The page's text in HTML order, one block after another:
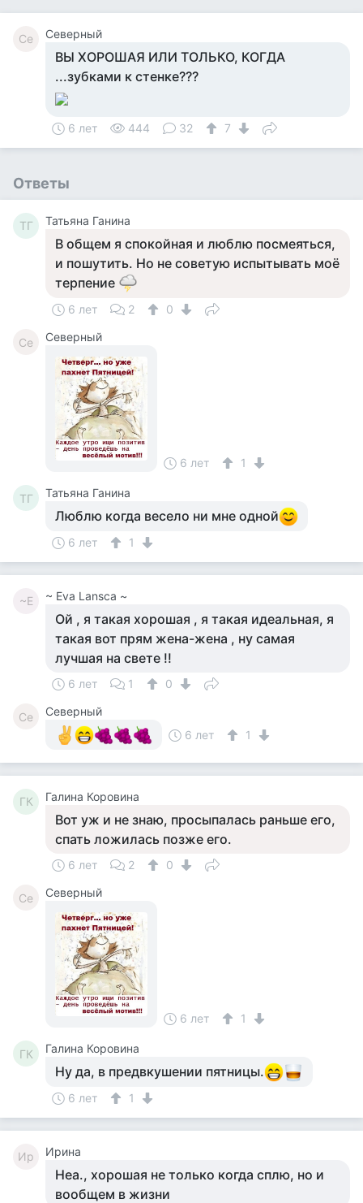
Се Северный
ВЫ ХОРОШАЯ ИЛИ ТОЛЬКО, КОГДА
...зубками к стенке???
6 лет 444 32 7
Ответы
ТГ Татьяна Ганина
В общем я спокойная и люблю посмеяться,
и пошутить. Но не советую испытывать моё
терпение
6 лет 2 0
Се Северный
6 лет 1
ТГ Татьяна Ганина
Люблю когда весело ни мне одной
6 лет 1
~E ~ Eva Lansca ~
Ой , я такая хорошая , я такая идеальная, я
такая вот прям жена-жена , ну самая
лучшая на свете !!
6 лет 1 0
Се
Северный
6 лет
1
ГК Галина Коровина
Вот уж и не знаю, просыпалась раньше его,
спать ложилась позже его.
6 лет 2 0
Се Северный
6 лет 1
ГК Галина Коровина
Ну да, в предвкушении пятницы.
6 лет 1
Ир Ирина
Неа., хорошая не только когда сплю, но и
вообщем в жизни